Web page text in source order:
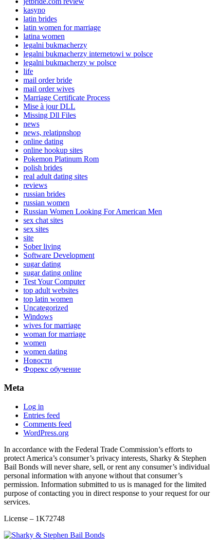
kasyno
latin brides
latin women for marriage
latina women
legalni bukmacherzy
legalni bukmacherzy internetowi w polsce
legalni bukmacherzy w polsce
life
mail order bride
mail order wives
Marriage Certificate Process
Mise à jour DLL
Missing Dll Files
news
news, relatipnshop
online dating
online hookup sites
Pokemon Platinum Rom
polish brides
real adult dating sites
reviews
russian brides
russian women
Russian Women Looking For American Men
sex chat sites
sex sites
site
Sober living
Software Development
sugar dating
sugar dating online
Test Your Computer
top adult websites
top latin women
Uncategorized
Windows
wives for marriage
woman for marriage
women
women dating
Новости
Форекс обучение
Meta
Log in
Entries feed
Comments feed
WordPress.org
In accordance with the Federal Trade Commission’s efforts to
protect America’s consumer’s privacy interests, Sharky & Stephen
Bail Bonds will never share, sell, or rent any consumer’s individual
personal information with anyone without that consumer’s
permission. Information submitted to us is managed for the limited
purpose of contacting you in direct response to your request for our
services.
License – 1K72748